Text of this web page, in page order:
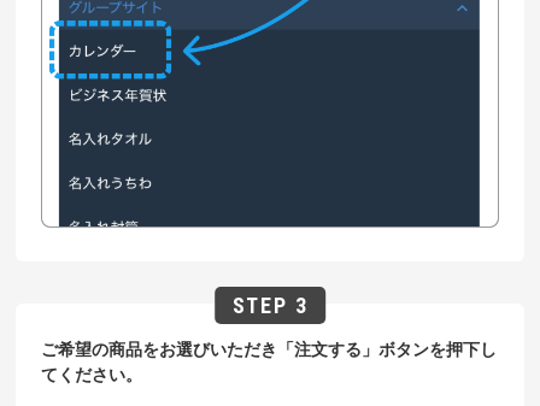
ご希望の商品をお選びいただき「注文する」ボタンを押下し
てください。